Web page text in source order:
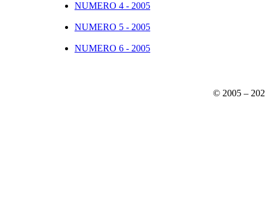
NUMERO 4 - 2005
NUMERO 5 - 2005
NUMERO 6 - 2005
© 2005 –